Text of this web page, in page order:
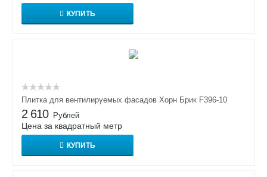
КУПИТЬ
Плитка для вентилируемых фасадов Хорн Брик F396-10
2 610 Рублей
Цена за квадратный метр
КУПИТЬ